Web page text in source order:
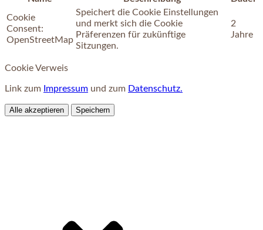
Cookie
Consent:
OpenStreetMap
Speichert die Cookie Einstellungen
und merkt sich die Cookie
Präferenzen für zukünftige
Sitzungen.
2
Jahre
Cookie Verweis
Link zum Impressum und zum Datenschutz.
Alle akzeptieren Speichern